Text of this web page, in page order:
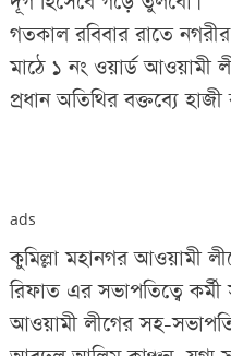
গতকাল রবিবার রাতে
মাঠে ১ নং ওয়ার্ড আওয়ামী
প্রধান অতিথির বক্তব্যে
ads
কুমিল্লা মহানগর আওয়ামী
রিফাত এর সভাপতিত্বে
আওয়ামী লীগের সহ-